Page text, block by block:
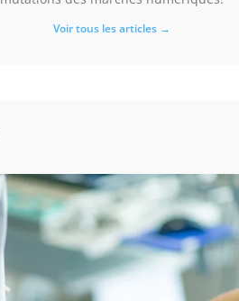
Voir tous les articles →